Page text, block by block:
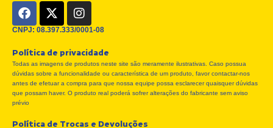
F
a
c
b
o
o
k
X
-
t
i
t
t
e
I
n
s
a
g
r
a
CNPJ: 08.397.333/0001-08
Política de privacidade
Todas as imagens de produtos neste site são meramente ilustrativas. Caso possua
dúvidas sobre a funcionalidade ou característica de um produto, favor contactar-nos
antes de efetuar a compra para que nossa equipe possa esclarecer quaisquer dúvidas
que possam haver. O produto real poderá sofrer alterações do fabricante sem aviso
prévio
Política de Trocas e Devoluções